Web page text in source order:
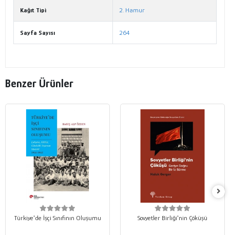
Kağıt Tipi 2. Hamur
Sayfa Sayısı 264
Benzer Ürünler
Türkiye'de İşçi Sınıfının Oluşumu Sovyetler Birliği'nin Çöküşü